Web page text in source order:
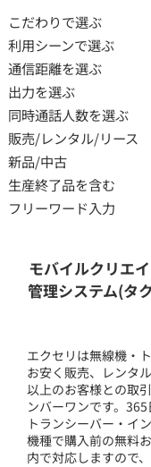
こだわりで選ぶ
利用シーンで選ぶ
通信距離を選ぶ
出力を選ぶ
同時通話人数を選ぶ
販売/レンタル/リース
新品/中古
生産終了品を含む
フリーワード入力
モバイルクリエ
管理システム(タ
エクセリは無線機・
お安く販売、レンタ
以上のお客様との取
ンバーワンです。
トランシーバー・イ
機種で購入前の無料
内で対応しますので